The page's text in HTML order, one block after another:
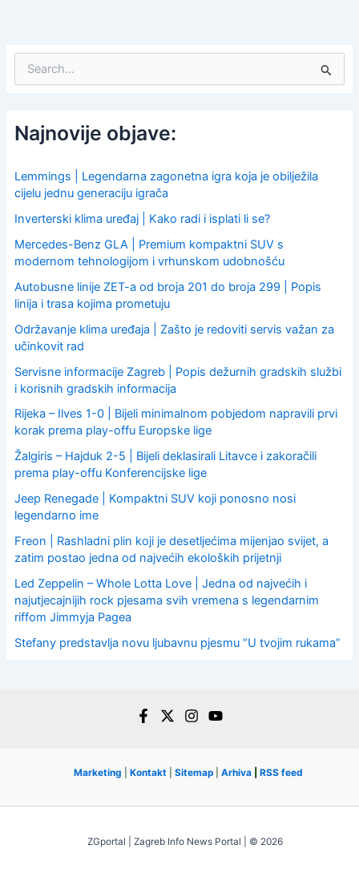
c
h
o
r
Najnovije objave:
Lemmings | Legendarna zagonetna igra koja je obilježila
cijelu jednu generaciju igrača
Inverterski klima uređaj | Kako radi i isplati li se?
Mercedes-Benz GLA | Premium kompaktni SUV s
modernom tehnologijom i vrhunskom udobnošću
Autobusne linije ZET-a od broja 201 do broja 299 | Popis
linija i trasa kojima prometuju
Održavanje klima uređaja | Zašto je redoviti servis važan za
učinkovit rad
Servisne informacije Zagreb | Popis dežurnih gradskih službi
i korisnih gradskih informacija
Rijeka – Ilves 1-0 | Bijeli minimalnom pobjedom napravili prvi
korak prema play-offu Europske lige
Žalgiris – Hajduk 2-5 | Bijeli deklasirali Litavce i zakoračili
prema play-offu Konferencijske lige
Jeep Renegade | Kompaktni SUV koji ponosno nosi
legendarno ime
Freon | Rashladni plin koji je desetljećima mijenjao svijet, a
zatim postao jedna od najvećih ekoloških prijetnji
Led Zeppelin – Whole Lotta Love | Jedna od najvećih i
najutjecajnijih rock pjesama svih vremena s legendarnim
riffom Jimmyja Pagea
Stefany predstavlja novu ljubavnu pjesmu “U tvojim rukama”
Marketing Kontakt Sitemap Arhiva RSS feed
ZGportal | Zagreb Info News Portal | © 2026